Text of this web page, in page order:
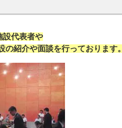
設代表者や
紹介や面談を行っております。